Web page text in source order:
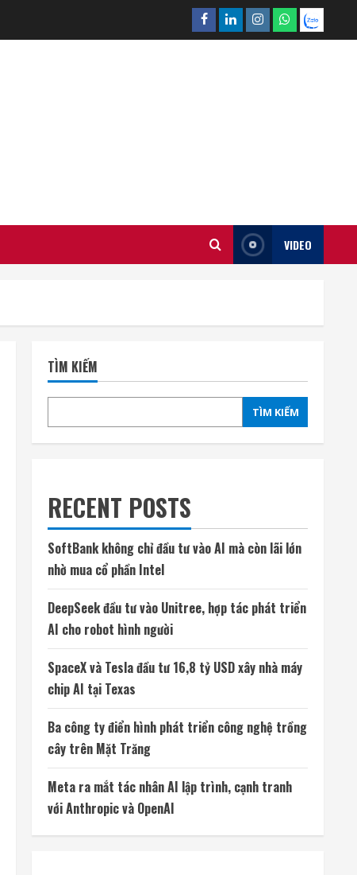
Facebook
LinkedinInstagram
What’sapp
Zalo
VIDEO
TÌM KIẾM
TÌM KIẾM
RECENT POSTS
SoftBank không chỉ đầu tư vào AI mà còn lãi lớn
nhờ mua cổ phần Intel
DeepSeek đầu tư vào Unitree, hợp tác phát triển
AI cho robot hình người
SpaceX và Tesla đầu tư 16,8 tỷ USD xây nhà máy
chip AI tại Texas
Ba công ty điển hình phát triển công nghệ trồng
cây trên Mặt Trăng
Meta ra mắt tác nhân AI lập trình, cạnh tranh
với Anthropic và OpenAI